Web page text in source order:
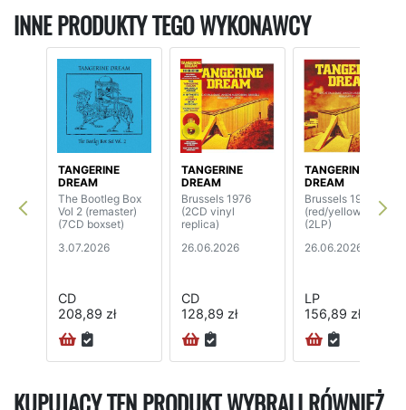
INNE PRODUKTY TEGO WYKONAWCY
TANGERINE
DREAM
The Bootleg Box
Vol 2 (remaster)
(7CD boxset)
3.07.2026
CD
208,89 zł
TANGERINE
DREAM
Brussels 1976
(2CD vinyl
replica)
26.06.2026
CD
128,89 zł
TANGERINE
DREAM
Brussels 1976
(red/yellow vinyl)
(2LP)
26.06.2026
LP
156,89 zł